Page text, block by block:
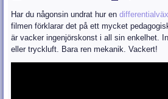
Har du någonsin undrat hur en
filmen förklarar det på ett mycket
är vacker ingenjörskonst i all sin enkelhet.
eller tryckluft. Bara ren mekanik. Vackert!